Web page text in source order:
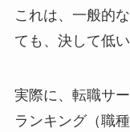
これは、一般的
ても、決して低
実際に、転職サ
ランキング（職